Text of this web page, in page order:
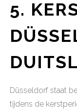
5.
Düsseldorf staat
tijdens de